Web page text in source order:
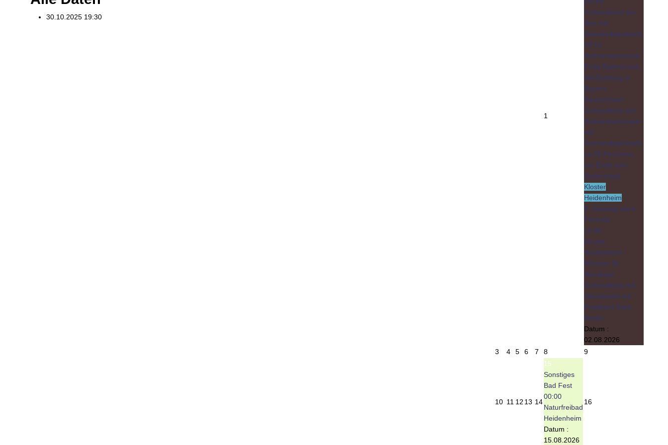
30.10.2025 19:30
1
Gottesdienst am
See mit
Gemeindepicknick
09:10
Hahnenkammsee,
Ende Badestrand,
Weißenburg in
Bayern ,
Deutschland
Gottesdienst am
Hahnenkammsee
mit
Gemeindepicknick,
ca 35 Personen,
am Ende vom
Badestrand
Kloster
Heidenheim
9. Sonntag nach
Trinitatis
10:00
Kloster
Heidenheim -
Münster St.
Wunibald
Gottesdienst mit
Abendmahl mit
Prädikant Sven
Knoke
Datum :
02.08.2026
3
4 5 6 7 8 9
10 11 12 13 14
15
Sonstiges
Bad Fest
00:00
Naturfreibad
Heidenheim
Datum :
15.08.2026
16